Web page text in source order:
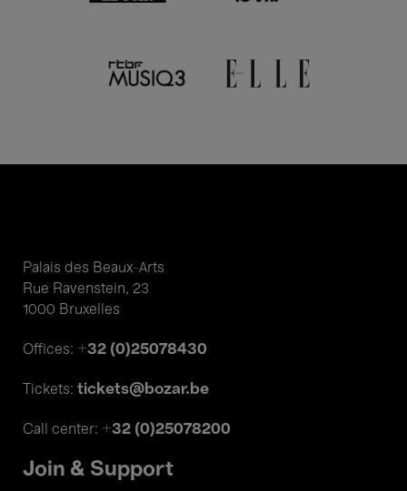
Palais des Beaux-Arts
Rue Ravenstein, 23
1000 Bruxelles
Offices: +32 (0)25078430
Tickets: tickets@bozar.be
Call center: +32 (0)25078200
Join & Support